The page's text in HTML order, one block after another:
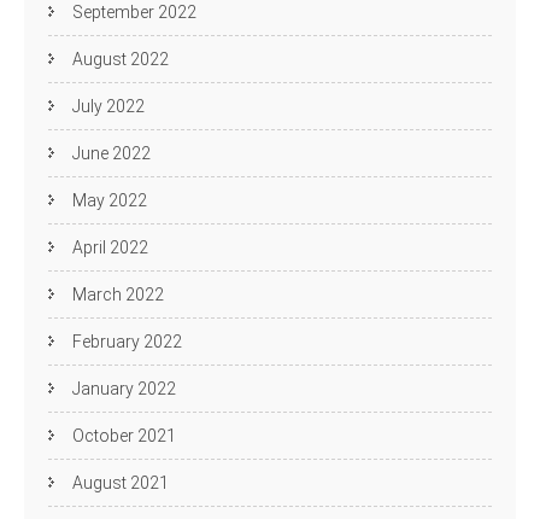
September 2022
August 2022
July 2022
June 2022
May 2022
April 2022
March 2022
February 2022
January 2022
October 2021
August 2021